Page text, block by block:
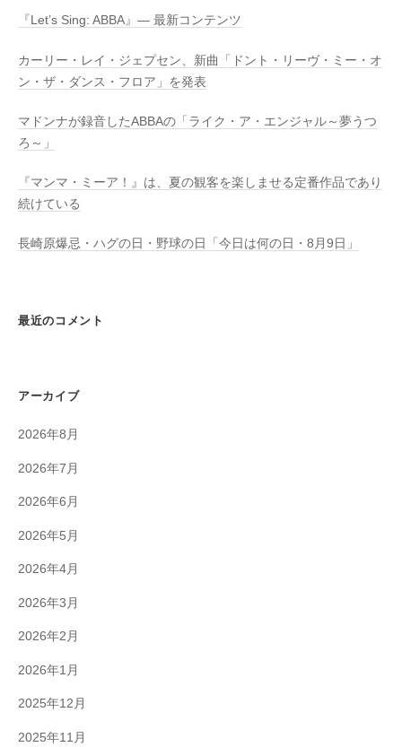
『Let’s Sing: ABBA』― 最新コンテンツ
カーリー・レイ・ジェプセン、新曲「ドント・リーヴ・ミー・オ
ン・ザ・ダンス・フロア」を発表
マドンナが録音したABBAの「ライク・ア・エンジャル～夢うつ
ろ～」
『マンマ・ミーア！』は、夏の観客を楽しませる定番作品であり
続けている
長崎原爆忌・ハグの日・野球の日「今日は何の日・8月9日」
最近のコメント
アーカイブ
2026年8月
2026年7月
2026年6月
2026年5月
2026年4月
2026年3月
2026年2月
2026年1月
2025年12月
2025年11月